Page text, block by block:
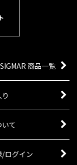
商品一覧
て
/ログイン